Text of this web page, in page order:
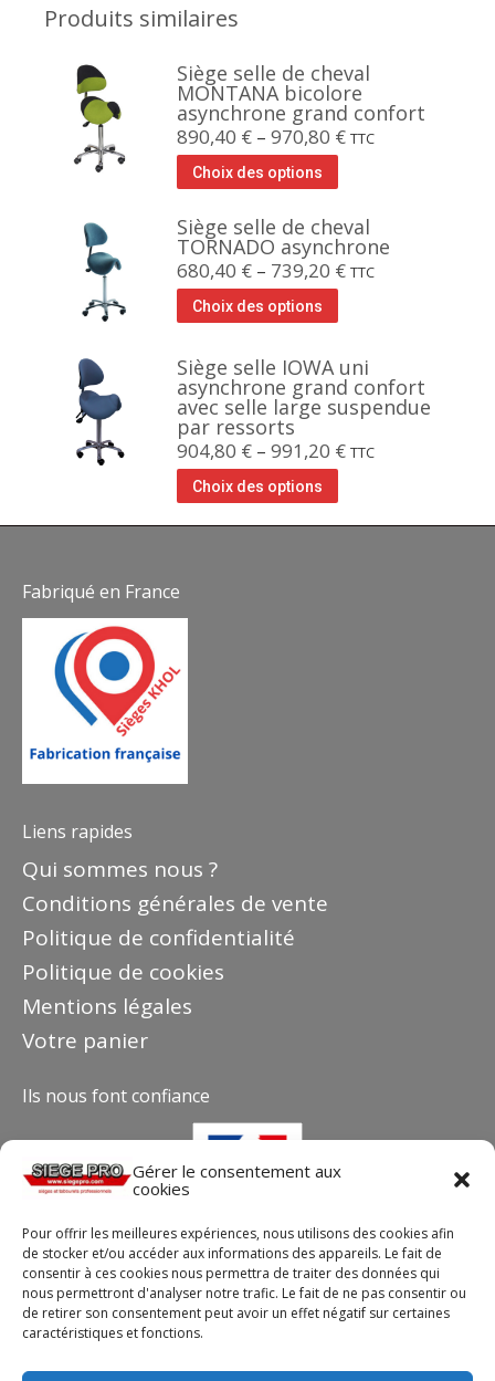
Gérer le consentement aux
cookies
Pour offrir les meilleures expériences, nous utilisons des cookies afin
de stocker et/ou accéder aux informations des appareils. Le fait de
consentir à ces cookies nous permettra de traiter des données qui
nous permettront d'analyser notre trafic. Le fait de ne pas consentir ou
de retirer son consentement peut avoir un effet négatif sur certaines
caractéristiques et fonctions.
Produits similaires
Siège selle de cheval
MONTANA bicolore
asynchrone grand confort
890,40 € – 970,80 € TTC
Choix des options
Siège selle de cheval
TORNADO asynchrone
680,40 € – 739,20 € TTC
Choix des options
Siège selle IOWA uni
asynchrone grand confort
avec selle large suspendue
par ressorts
904,80 € – 991,20 € TTC
Choix des options
Fabriqué en France
Liens rapides
Qui sommes nous ?
Conditions générales de vente
Politique de confidentialité
Politique de cookies
Mentions légales
Votre panier
Ils nous font confiance
Contact
Téléphone : +33(0)4 37 44 15 30